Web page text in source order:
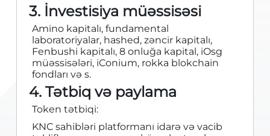
3. İnvestisiya müəssisəsi
Amino kapitalı, fundamental
laboratoriyalar, hashed, zəncir kapitalı,
Fenbushi kapitalı, 8 onluğa kapital, iOsg
müəssisələri, iConium, rokka blokchain
fondları və s.
4. Tətbiq və paylama
Token tətbiqi:
KNC sahibləri platformanı idarə və vacib